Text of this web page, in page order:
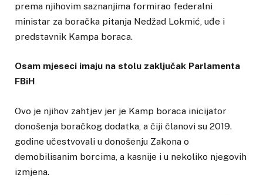
prema njihovim saznanjima formirao federalni
ministar za boračka pitanja Nedžad Lokmić, uđe i
predstavnik Kampa boraca.
Osam mjeseci imaju na stolu zaključak Parlamenta
FBiH
Ovo je njihov zahtjev jer je Kamp boraca inicijator
donošenja boračkog dodatka, a čiji članovi su 2019.
godine učestvovali u donošenju Zakona o
demobilisanim borcima, a kasnije i u nekoliko njegovih
izmjena.